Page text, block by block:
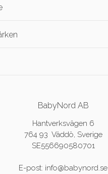
BabyNord AB
Hantverksvägen 6
764 93 Väddö, Sverige
SE556690580701
E-post: info@babynord.se